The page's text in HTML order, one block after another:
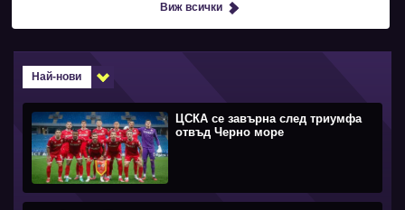
Виж всички
Най-нови
ЦСКА се завърна след триумфа
отвъд Черно море